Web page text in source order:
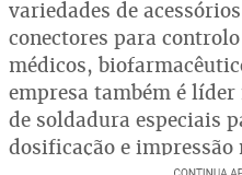
variedades de
conectores para
médicos,
empresa também é
de soldadura especiais
dosificação e